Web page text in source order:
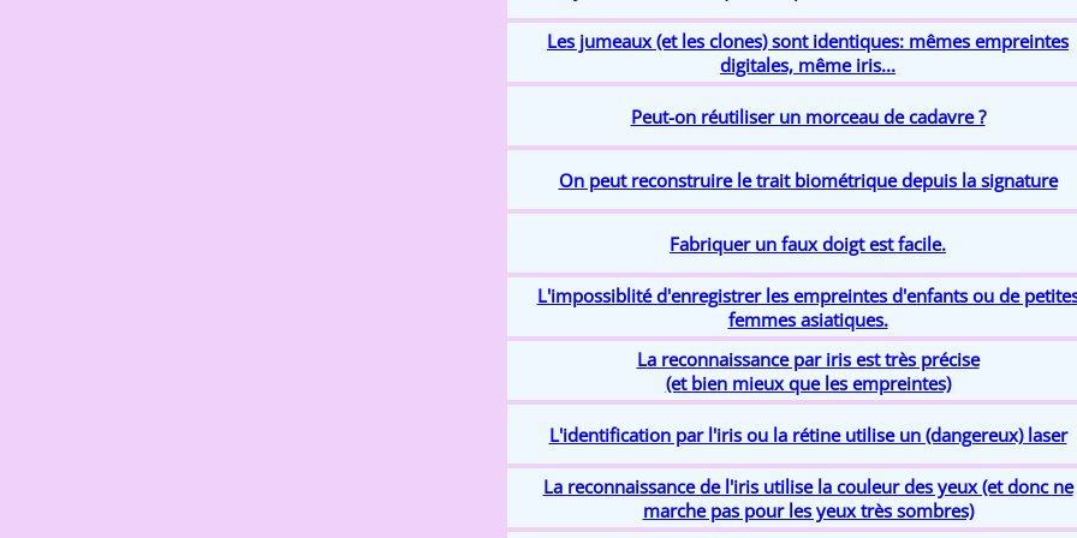
Les jumeaux (et les clones) sont identiques: mêmes empreintes
digitales, même iris...
Peut-on réutiliser un morceau de cadavre ?
On peut reconstruire le trait biométrique depuis la signature
Fabriquer un faux doigt est facile.
L'impossiblité d'enregistrer les empreintes d'enfants ou de
femmes asiatiques.
La reconnaissance par iris est très précise
(et bien mieux que les empreintes)
L'identification par l'iris ou la rétine utilise un (dangereux) laser
La reconnaissance de l'iris utilise la couleur des yeux (et donc ne
marche pas pour les yeux très sombres)